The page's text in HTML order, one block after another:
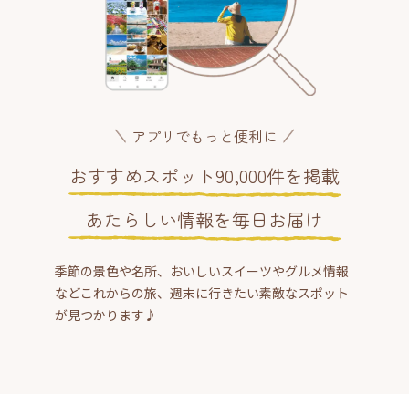
アプリでもっと便利に
おすすめスポット90,000件を掲載
あたらしい情報を毎日お届け
季節の景色や名所、おいしいスイーツやグルメ情報
などこれからの旅、週末に行きたい素敵なスポット
が見つかります♪